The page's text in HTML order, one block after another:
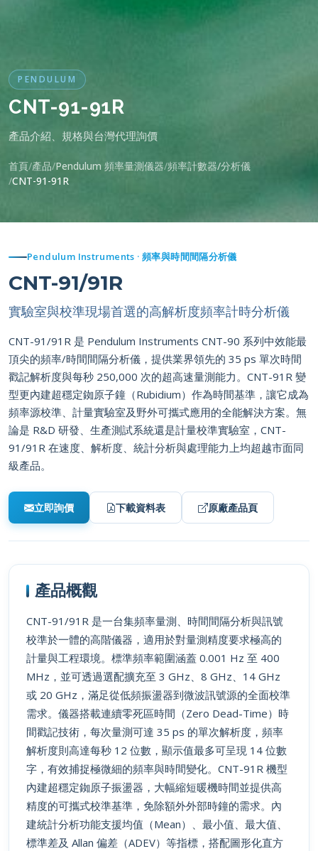
PENDULUM
CNT-91-91R
產品介紹、規格與台灣代理詢價
首頁 產品 Pendulum 頻率量測儀器 頻率計數器/分析儀
CNT-91-91R
Pendulum Instruments · 頻率與時間間隔分析儀
CNT-91/91R
實驗室與校準現場首選的高解析度頻率計時分析儀
CNT-91/91R 是 Pendulum Instruments CNT-90 系列中效能最
頂尖的頻率/時間間隔分析儀，提供業界領先的 35 ps 單次時間
戳記解析度與每秒 250,000 次的超高速量測能力。CNT-91R 變
型更內建超穩定銣原子鐘（Rubidium）作為時間基準，讓它成為
頻率源校準、計量實驗室及野外可攜式應用的全能解決方案。無
論是 R&D 研發、生產測試系統還是計量校準實驗室，CNT-
91/91R 在速度、解析度、統計分析與處理能力上均超越市面同
級產品。
立即詢價 下載資料表 原廠產品頁
產品概觀
CNT-91/91R 是一台集頻率量測、時間間隔分析與訊號
校準於一體的高階儀器，適用於對量測精度要求極高的
計量與工程環境。標準頻率範圍涵蓋 0.001 Hz 至 400
MHz，並可透過選配擴充至 3 GHz、8 GHz、14 GHz
或 20 GHz，滿足從低頻振盪器到微波訊號源的全面校準
需求。儀器搭載連續零死區時間（Zero Dead-Time）時
間戳記技術，每次量測可達 35 ps 的單次解析度，頻率
解析度則高達每秒 12 位數，顯示值最多可呈現 14 位數
字，有效捕捉極微細的頻率與時間變化。CNT-91R 機型
內建超穩定銣原子振盪器，大幅縮短暖機時間並提供高
精度的可攜式校準基準，免除額外外部時鐘的需求。內
建統計分析功能支援均值（Mean）、最小值、最大值、
標準差及 Allan 偏差（ADEV）等指標，搭配圖形化直方